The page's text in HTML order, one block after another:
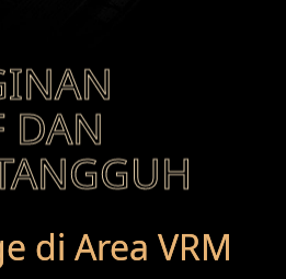
DAN
di Area VRM